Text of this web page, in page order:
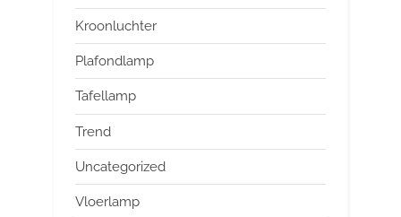
Kroonluchter
Plafondlamp
Tafellamp
Trend
Uncategorized
Vloerlamp